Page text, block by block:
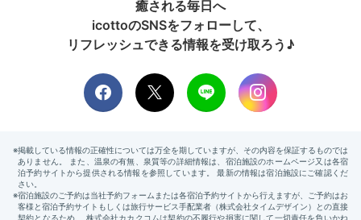
2日目
Onsen
07:00
朝風呂は温泉宿の
癒される毎日へ
icottoのSNSをフォローして、
リフレッシュできる情報を受け取ろう♪